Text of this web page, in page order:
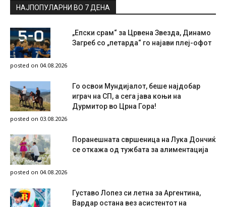
НАЈПОПУЛАРНИ ВО 7 ДЕНА
„Епски срам“ за Црвена Звезда, Динамо
Загреб со „петарда“ го најави плеј-офот
posted on 04.08.2026
Го освои Мундијалот, беше најдобар
играч на СП, а сега јава коњи на
Дурмитор во Црна Гора!
posted on 03.08.2026
Поранешната свршеница на Лука Дончиќ
се откажа од тужбата за алиментација
posted on 04.08.2026
Густаво Лопез си летна за Аргентина,
Вардар остана вез асистентот на